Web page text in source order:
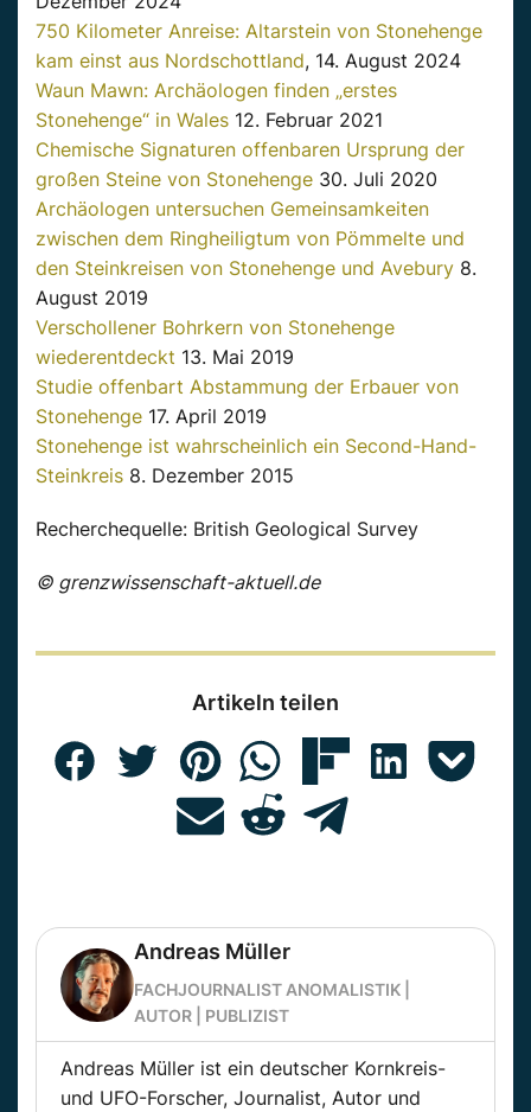
750 Kilometer Anreise: Altarstein von Stonehenge
kam einst aus Nordschottland, 14. August 2024
Waun Mawn: Archäologen finden „erstes
Stonehenge“ in Wales 12. Februar 2021
Chemische Signaturen offenbaren Ursprung der
großen Steine von Stonehenge 30. Juli 2020
Archäologen untersuchen Gemeinsamkeiten
zwischen dem Ringheiligtum von Pömmelte und
den Steinkreisen von Stonehenge und Avebury 8.
August 2019
Verschollener Bohrkern von Stonehenge
wiederentdeckt 13. Mai 2019
Studie offenbart Abstammung der Erbauer von
Stonehenge 17. April 2019
Stonehenge ist wahrscheinlich ein Second-Hand-
Steinkreis 8. Dezember 2015
Recherchequelle: British Geological Survey
© grenzwissenschaft-aktuell.de
Artikeln teilen
Andreas Müller
FACHJOURNALIST ANOMALISTIK |
AUTOR | PUBLIZIST
Andreas Müller ist ein deutscher Kornkreis-
und UFO-Forscher, Journalist, Autor und